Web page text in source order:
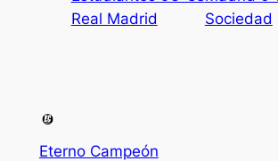
Real Madrid
Sociedad
Eterno Campeón